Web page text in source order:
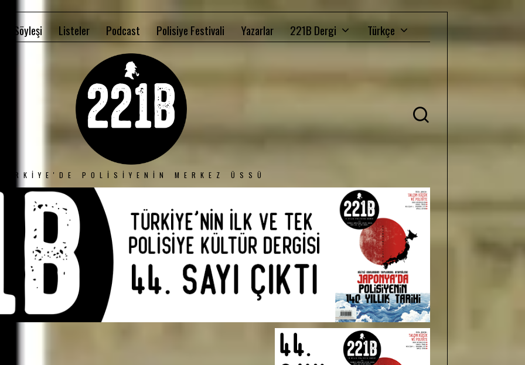
Söyleşi Listeler Podcast Polisiye Festivali Yazarlar 221B Dergi Türkçe
TÜRKIYE'DE POLISIYENIN MERKEZ ÜSSÜ